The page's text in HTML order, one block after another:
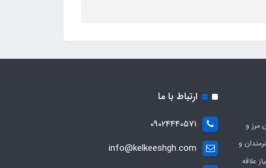
مرز و
هنرمندان و
علاقه
ارتباط با ما
09024440571
info@kelkeeshgh.com